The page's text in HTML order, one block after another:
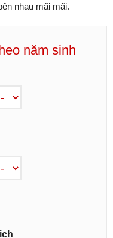
nhau mãi mãi.
năm sinh